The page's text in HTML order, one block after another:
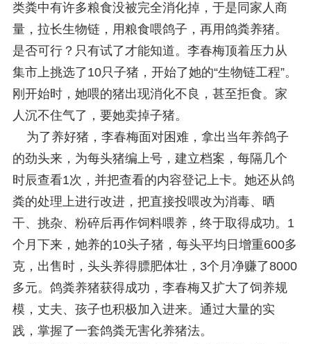
类粪中有许多粮食没被完全消化掉，于是同家人商
量，拉长生物链，用粮食喂鸽子，再用鸽粪养猪。
是否可行？只有试了才能知道。李春梅顶着压力从
集市上挑选了10只子猪，开始了她的“生物链工程”。
刚开始时，她喂的猪出现消化不良，甚至拒食。家
人沉不住气了，要她卖掉子猪。
为了养好猪，李春梅面对困难，拿出当年养鸽子
的劲头来，为每头猪编上号，建立档案，每隔几个
时辰查看1次，并把查看的内容登记上卡。她还从鸽
粪的处理上进行改进，把直接投喂改为消毒、晒
干、挑杂、粉碎后再作饲料喂养，终于取得成功。1
个月下来，她养的10头子猪，每头平均日增重600多
克，出售时，头头养得膘肥体壮，3个月净赚了8000
多元。鸽粪养猪获得成功，李春梅又扩大了饲养规
模，丈夫、孩子也积极加入进来。通过大量的实
践，掌握了一套鸽粪无害化养猪法。